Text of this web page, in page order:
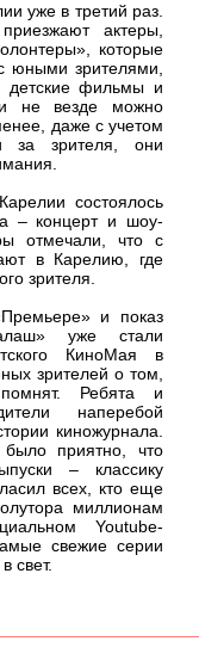
уже в третий раз.
актеры,
которые
юными зрителями,
детские фильмы и
не везде можно
даже с учетом
за зрителя, они
состоялось
– концерт и шоу-
отмечали, что с
в Карелию, где
зрителя.
и показ
уже стали
КиноМая в
зрителей о том,
Ребята и
наперебой
киножурнала.
приятно, что
– классику
всех, кто еще
миллионам
Youtube-
свежие серии
свет.